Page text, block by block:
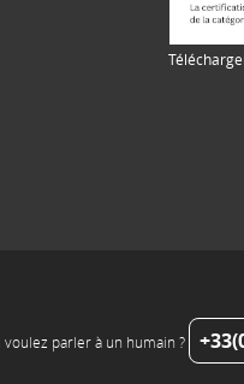
voulez parler à un humain ?